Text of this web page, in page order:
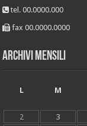
tel. 00.0000.000
fax 00.0000.0000
Archivi mensili
L
M
2
3